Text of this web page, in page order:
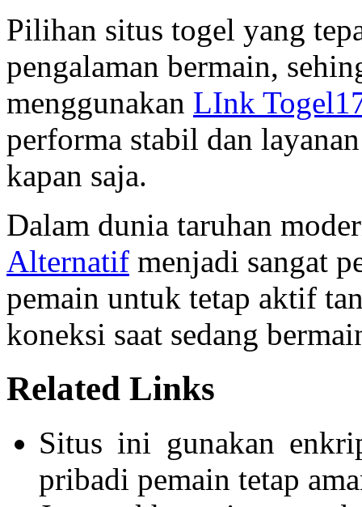
Pilihan situs togel yang
pengalaman bermain,
menggunakan LInk
performa stabil dan
kapan saja.
Dalam dunia taruhan
Alternatif menjadi sangat
pemain untuk tetap aktif
koneksi saat sedang
Related Links
Situs ini gunakan
pribadi pemain tetap